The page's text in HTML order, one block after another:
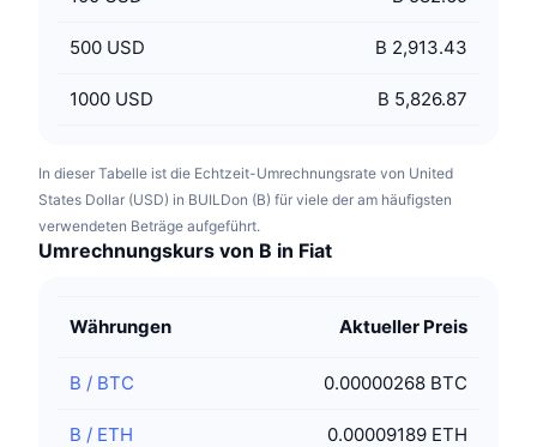
500 USD B 2,913.43
1000 USD B 5,826.87
In dieser Tabelle ist die Echtzeit-Umrechnungsrate von United
States Dollar (USD) in BUILDon (B) für viele der am häufigsten
verwendeten Beträge aufgeführt.
Umrechnungskurs von B in Fiat
Währungen Aktueller Preis
B / BTC 0.00000268 BTC
B / ETH 0.00009189 ETH